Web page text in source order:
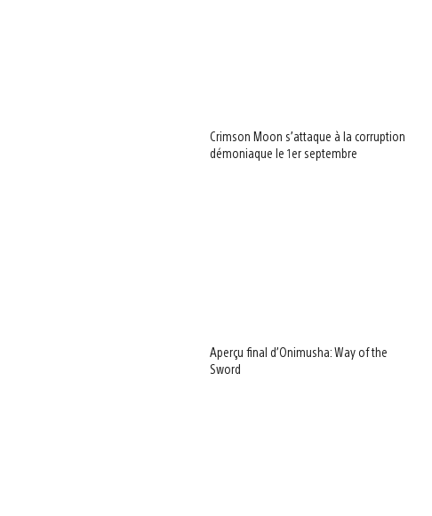
Crimson Moon s’attaque à la corruption
démoniaque le 1er septembre
Aperçu final d’Onimusha: Way of the
Sword